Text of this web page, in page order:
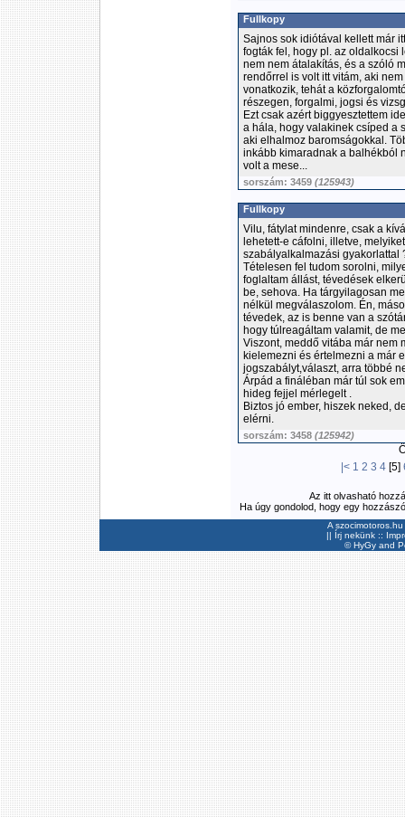
Fullkopy
Sajnos sok idiótával kellett már
fogták fel, hogy pl. az oldalkocsi
nem nem átalakítás, és a szóló
rendőrrel is volt itt vitám, aki
vonatkozik, tehát a
részegen, forgalmi, jogsi és
Ezt csak azért biggyesztettem
a hála, hogy valakinek csíped a
aki elhalmoz baromságokkal.
inkább kimaradnak a balhékból
volt a mese...
sorszám: 3459 (125943)
Fullkopy
Vilu, fátylat mindenre, csak a
lehetett-e cáfolni, illetve,
szabályalkalmazási gyakorlattal
Tételesen fel tudom sorolni,
foglaltam állást, tévedések
be, sehova. Ha tárgyilagosan
nélkül megválaszolom. Én,
tévedek, az is benne van a
hogy túlreagáltam valamit, de
Viszont, meddő vitába már nem
kielemezni és értelmezni a már
jogszabályt,választ, arra többé
Árpád a fináléban már túl sok
hideg fejjel mérlegelt .
Biztos jó ember, hiszek neked,
elérni.
sorszám: 3458 (125942)
|< 1 2 3 4[5]
Az itt olvasható
Ha úgy gondolod, hogy egy
A
|| Írj nekünk ::
©HyGyand